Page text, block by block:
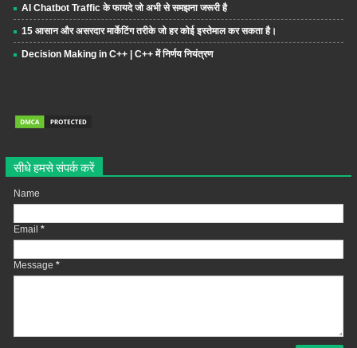
AI Chatbot Traffic के फायदे जो अभी से समझना जरूरी है
15 आसान और असरदार मार्केटिंग तरीके जो हर कोई इस्तेमाल कर सकता है।
Decision Making in C++ | C++ में निर्णय नियंत्रण
सीधे हमसे संपर्क करें
Name
Email *
Message *